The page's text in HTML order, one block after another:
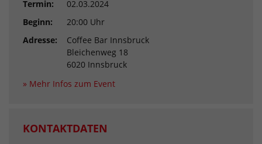
Termin:
02.03.2024
Beginn:
20:00 Uhr
Adresse:
Coffee Bar Innsbruck
Bleichenweg 18
6020 Innsbruck
» Mehr Infos zum Event
KONTAKTDATEN